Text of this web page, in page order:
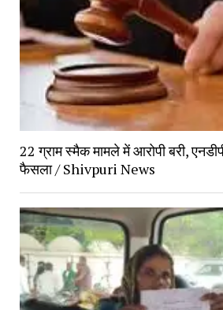
22 ग्राम स्मैक मामले में आरोपी बरी,
फैसला / Shivpuri News